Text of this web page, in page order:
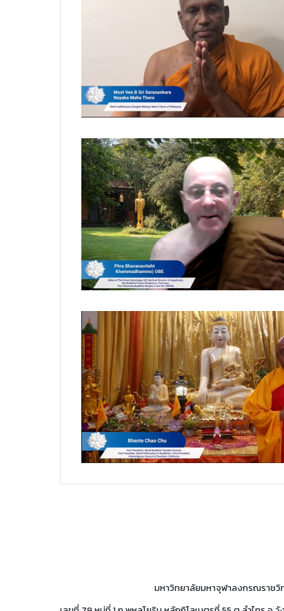
มหาวิทยาลัยมหาจุฬาลงกรณราชวิ